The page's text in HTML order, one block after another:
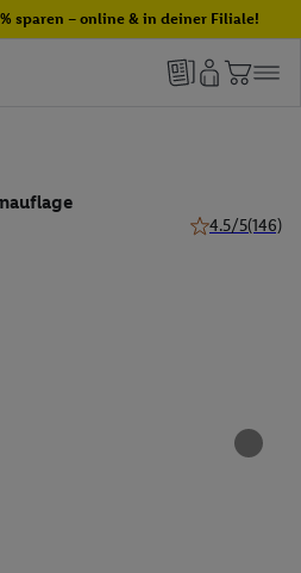
sparen – online & in deiner Filiale!
4.5/5(146)